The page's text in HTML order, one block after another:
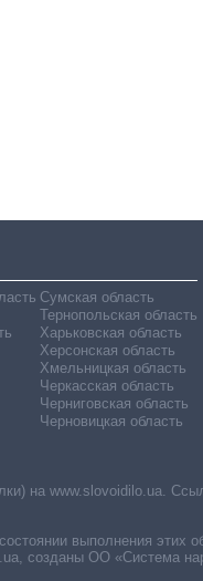
Сумская область
Тернопольская область
Харьковская область
Херсонская область
Хмельницкая область
Черкасская область
Черниговская область
Черновицкая область
на www.slovoidilo.ua.
выполнения этих
созданы ОО «Система